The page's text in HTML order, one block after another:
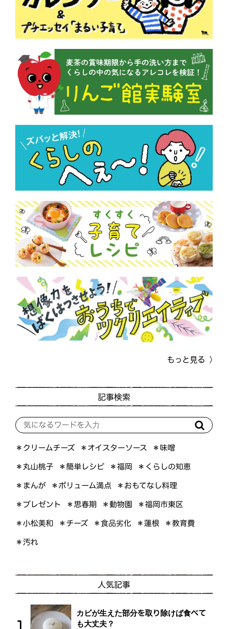
もっと見る
記事検索
＊クリームチーズ ＊オイスターソース ＊味噌
＊丸山桃子 ＊簡単レシピ ＊福岡 ＊くらしの知恵
＊まんが ＊ボリューム満点 ＊おもてなし料理
＊プレゼント ＊思春期 ＊動物園 ＊福岡市東区
＊小松美和 ＊チーズ ＊食品劣化 ＊蓮根 ＊教育費
＊汚れ
人気記事
カビが生えた部分を取り除けば食べて
も大丈夫？